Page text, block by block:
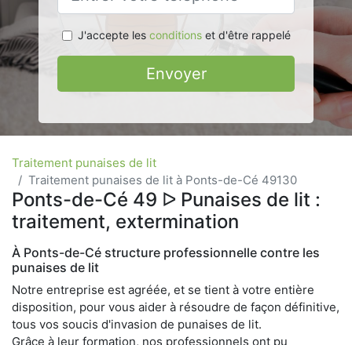
J'accepte les conditionset d'être rappelé
Envoyer
Traitement punaises de lit
Traitement punaises de lit à Ponts-de-Cé 49130
Ponts-de-Cé 49 ᐅ Punaises de lit :
traitement, extermination
À Ponts-de-Cé structure professionnelle contre les
punaises de lit
Notre entreprise est agréée, et se tient à votre entière
disposition, pour vous aider à résoudre de façon définitive,
tous vos soucis d'invasion de punaises de lit.
Grâce à leur formation, nos professionnels ont pu